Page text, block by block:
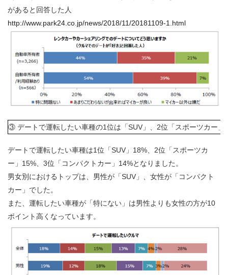
があると回答した人
http://www.park24.co.jp/news/2018/11/20181109-1.html
③ デートで運転したい車種の1位は「SUV」、2位「スポーツカー」
デートで運転したい車種は1位「SUV」18%、2位「スポーツカ
ー」15%、3位「コンパクトカー」14%となりました。
男女別におけるトップは、男性が「SUV」、女性が「コンパクト
カー」でした。
また、運転したい車種が「特にない」は男性よりも女性の方が10
ポイント高くなっています。